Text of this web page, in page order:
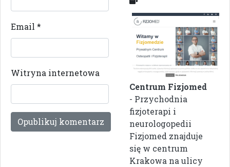
Email *
Witryna internetowa
Centrum Fizjomed
- Przychodnia
fizjoterapi i
neurologopedii
Fizjomed znajduje
się w centrum
Krakowa na ulicy